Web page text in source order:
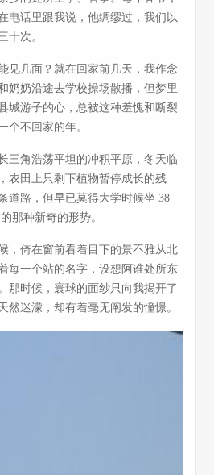
电话里跟我说，他绸缪过，我们以
十次。
见几面？就在回家前几天，我作念
奶奶沿途去学校操场散播，但梦里
城游子的心，总被这种羞愧和断裂
个不回家的年。
三角浩荡平坦的冲积平原，冬天临
农田上只剩下植物暂停成长的残
道路，但早已莫得大学时候坐 38
那种新奇的形势。
，倚在窗前看着目下的景不雅从北
每一个站的名字，设想阿谁处所东
那时候，寰球的面纱只向我揭开了
然迷濛，却有着毫无阐发的憧憬。